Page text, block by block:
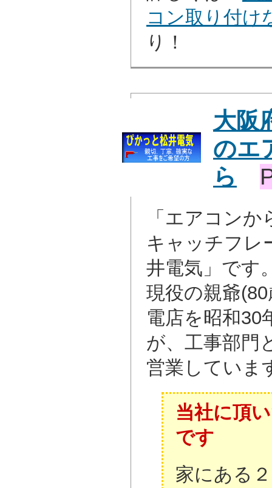
コン取り付け
り！
大阪
のエ
ら
「エアコン
キャッチフレ
井電気」です
現役の親爺
電店を昭和30
が、工事部門
営業していま
当社に頂
です
家にある